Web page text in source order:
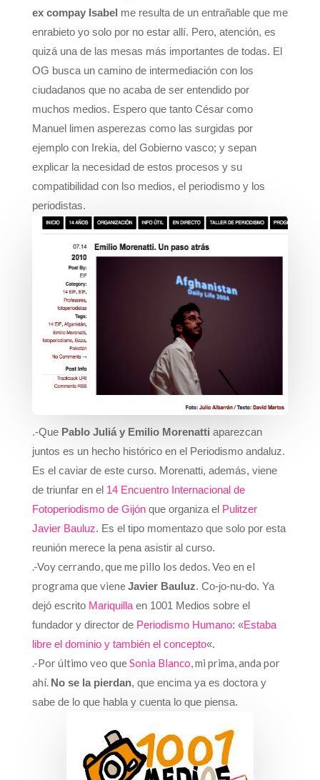
ex compay Isabel me resulta de un entrañable que me
enrabieto yo solo por no estar allí. Pero, atención, es
quizá una de las mesas más importantes de todas. El
OG busca un camino de intermediación con los
ciudadanos que no acaba de ser entendido por
muchos medios. Espero que tanto César como
Manuel limen asperezas como las surgidas por
ejemplo con Irekia, del Gobierno vasco; y sepan
explicar la necesidad de estos procesos y su
compatibilidad con lso medios, el periodismo y los
periodistas.
.-Que Pablo Juliá y Emilio Morenatti aparezcan
juntos es un hecho histórico en el Periodismo andaluz.
Es el caviar de este curso. Morenatti, además, viene
de triunfar en el 14 Encuentro Internacional de
Fotoperiodismo de Gijónque organiza el Pulitzer
Javier Bauluz. Es el tipo momentazo que solo por esta
reunión merece la pena asistir al curso.
.-Voy cerrando, que me pillo los dedos. Veo en el
programa que vieneJavier Bauluz. Co-jo-nu-do. Ya
dejó escrito Mariquillaen 1001 Medios sobre el
fundador y director de Periodismo Humano: «Estaba
libre el dominio y también el concepto«.
.-Por último veo queSonia Blanco, mi prima, anda por
ahí. No se la pierdan, que encima ya es doctora y
sabe de lo que habla y cuenta lo que piensa.